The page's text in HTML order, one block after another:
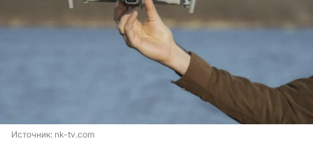
Источник: nk-tv.com